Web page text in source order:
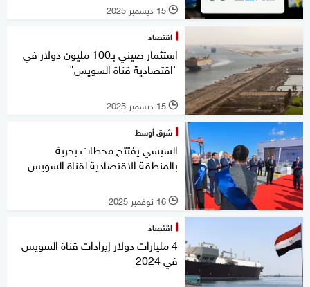
l 15 ديسمبر 2025
اقتصاد
استثمار صيني بـ100 مليون دولار في
"اقتصادية قناة السويس"
l 15 ديسمبر 2025
شرق أوسط
السيسي يفتتح محطات بحرية
بالمنطقة الاقتصادية لقناة السويس
l 16 نوفمبر 2025
اقتصاد
4 مليارات دولار إيرادات قناة السويس
في 2024